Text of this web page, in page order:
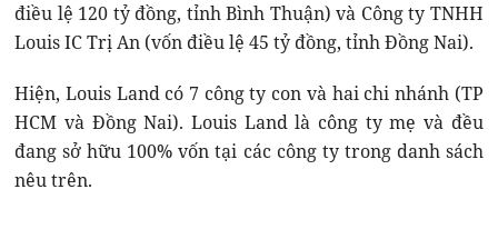
điều lệ 120 tỷ đồng, tỉnh Bình Thuận) và Công ty TNHH
Louis IC Trị An (vốn điều lệ 45 tỷ đồng, tỉnh Đồng Nai).
Hiện, Louis Land có 7 công ty con và hai chi nhánh (TP
HCM và Đồng Nai). Louis Land là công ty mẹ và đều
đang sở hữu 100% vốn tại các công ty trong danh sách
nêu trên.